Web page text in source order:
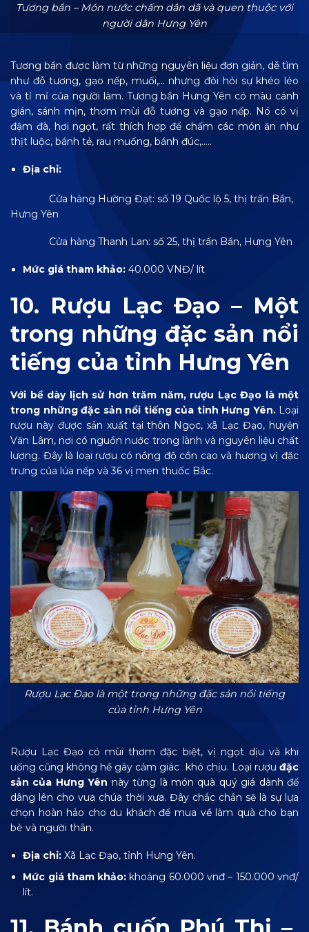
Tương bần – Món nước chấm dân dã và quen thuộc với
người dân Hưng Yên
Tương bần được làm từ những nguyên liệu đơn giản, dễ tìm
như đỗ tương, gạo nếp, muối,… nhưng đòi hỏi sự khéo léo
và tỉ mỉ của người làm. Tương bần Hưng Yên có màu cánh
gián, sánh mịn, thơm mùi đỗ tương và gạo nếp. Nó có vị
đậm đà, hơi ngọt, rất thích hợp để chấm các món ăn như
thịt luộc, bánh tẻ, rau muống, bánh đúc,…..
Địa chỉ:
Cửa hàng Hường Đạt: số 19 Quốc lộ 5, thị trấn Bần,
Hưng Yên
Cửa hàng Thanh Lan: số 25, thị trấn Bần, Hưng Yên
Mức giá tham khảo: 40.000 VNĐ/ lít
10. Rượu Lạc Đạo – Một
trong những đặc sản nổi
tiếng của tỉnh Hưng Yên
Với bề dày lịch sử hơn trăm năm, rượu Lạc Đạo là một
trong những đặc sản nổi tiếng của tỉnh Hưng Yên.Loại
rượu này được sản xuất tại thôn Ngọc, xã Lạc Đạo, huyện
Văn Lâm, nơi có nguồn nước trong lành và nguyên liệu chất
lượng. Đây là loại rượu có nồng độ cồn cao và hương vị đặc
trưng của lúa nếp và 36 vị men thuốc Bắc.
Rượu Lạc Đạo là một trong những đặc sản nổi tiếng
của tỉnh Hưng Yên
Rượu Lạc Đạo có mùi thơm đặc biệt, vị ngọt dịu và khi
uống cũng không hề gây cảm giác khó chịu. Loại rượu đặc
sản của Hưng Yên này từng là món quà quý giá dành để
dâng lên cho vua chúa thời xưa. Đây chắc chắn sẽ là sự lựa
chọn hoàn hảo cho du khách để mua về làm quà cho bạn
bè và người thân.
Địa chỉ: Xã Lạc Đạo, tỉnh Hưng Yên.
Mức giá tham khảo: khoảng 60.000 vnđ – 150.000 vnđ/
lít.